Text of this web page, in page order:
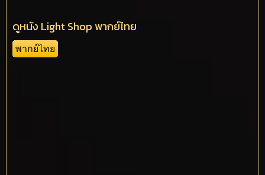
ดูหนัง Light Shop พากย์ไทย
พากย์ไทย